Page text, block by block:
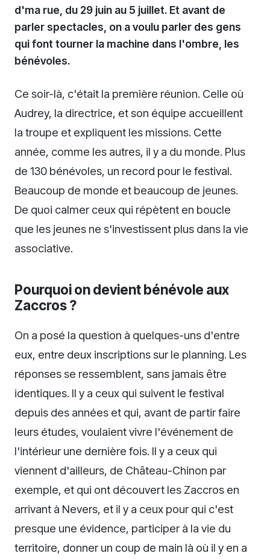
d'ma rue, du 29 juin au 5 juillet. Et avant de
parler spectacles, on a voulu parler des gens
qui font tourner la machine dans l'ombre, les
bénévoles.
Ce soir-là, c'était la première réunion. Celle où
Audrey, la directrice, et son équipe accueillent
la troupe et expliquent les missions. Cette
année, comme les autres, il y a du monde. Plus
de 130 bénévoles, un record pour le festival.
Beaucoup de monde et beaucoup de jeunes.
De quoi calmer ceux qui répètent en boucle
que les jeunes ne s'investissent plus dans la vie
associative.
Pourquoi on devient bénévole aux
Zaccros ?
On a posé la question à quelques-uns d'entre
eux, entre deux inscriptions sur le planning. Les
réponses se ressemblent, sans jamais être
identiques. Il y a ceux qui suivent le festival
depuis des années et qui, avant de partir faire
leurs études, voulaient vivre l'événement de
l'intérieur une dernière fois. Il y a ceux qui
viennent d'ailleurs, de Château-Chinon par
exemple, et qui ont découvert les Zaccros en
arrivant à Nevers, et il y a ceux pour qui c'est
presque une évidence, participer à la vie du
territoire, donner un coup de main là où il y en a